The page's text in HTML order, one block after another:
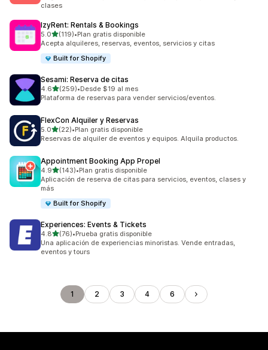
clases
IzyRent: Rentals & Bookings
5.0de 5 estrellas
(119)
119 reseñas en total
•Plan gratis disponible
Acepta alquileres, reservas, eventos, servicios y citas
Built for Shopify
Sesami: Reserva de citas
4.6de 5 estrellas
(259)
259 reseñas en total
•Desde $19 al mes
Plataforma de reservas para vender servicios/eventos.
FlexCon Alquiler y Reservas
5.0de 5 estrellas
(22)
22 reseñas en total
•Plan gratis disponible
Reservas de alquiler de eventos y equipos. Alquila productos.
Appointment Booking App Propel
4.9de 5 estrellas
(143)
143 reseñas en total
•Plan gratis disponible
Aplicación de reserva de citas para servicios, eventos, clases y
más
Built for Shopify
Experiences: Events & Tickets
4.8de 5 estrellas
(76)
76 reseñas en total
•Prueba gratis disponible
Una aplicación de experiencias minoristas. Vende entradas,
eventos y tours
1 2 3 4 6